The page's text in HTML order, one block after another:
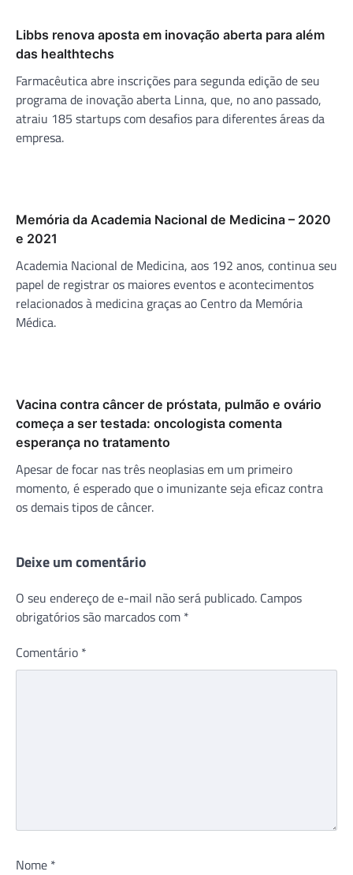
Libbs renova aposta em inovação aberta para além
das healthtechs
Farmacêutica abre inscrições para segunda edição de seu
programa de inovação aberta Linna, que, no ano passado,
atraiu 185 startups com desafios para diferentes áreas da
empresa.
Memória da Academia Nacional de Medicina – 2020
e 2021
Academia Nacional de Medicina, aos 192 anos, continua seu
papel de registrar os maiores eventos e acontecimentos
relacionados à medicina graças ao Centro da Memória
Médica.
Vacina contra câncer de próstata, pulmão e ovário
começa a ser testada: oncologista comenta
esperança no tratamento
Apesar de focar nas três neoplasias em um primeiro
momento, é esperado que o imunizante seja eficaz contra
os demais tipos de câncer.
Deixe um comentário
O seu endereço de e-mail não será publicado. Campos
obrigatórios são marcados com *
Comentário *
Nome *